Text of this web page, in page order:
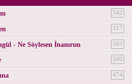
542
517
- Ne Söylesen İnanırım 503
500
474